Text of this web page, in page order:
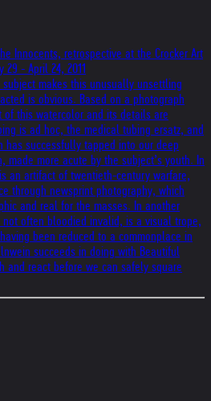
Innocents, retrospective at the Crocker Art
29 - April 24, 2011
subject makes this unusually unsettling
is obvious. Based on a photograph
this watercolor and its details are
is ad hoc, the medical tubing ersatz, and
has successfully tapped into our deep
made more acute by the subject’s youth. In
an artifact of twentieth-century warfare,
through newsprint photography, which
and real for the masses. In another
often bloodied invalid, is a visual trope,
been reduced to a commonplace in
succeeds in doing with Beautiful
and react before we can safely square